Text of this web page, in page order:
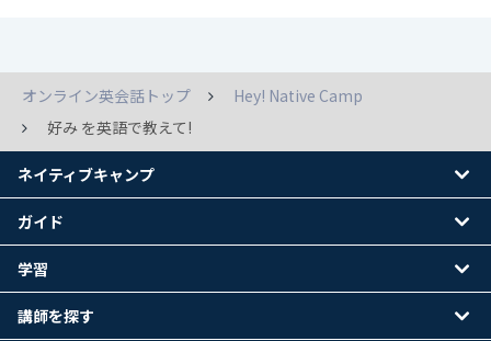
オンライン英会話トップ
Hey! Native Camp
好み を英語で教えて!
ネイティブキャンプ
ガイド
学習
講師を探す